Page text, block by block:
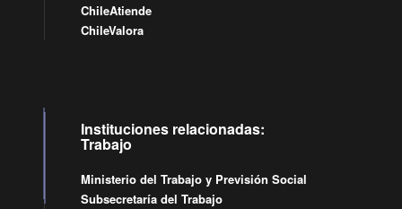
ChileAtiende
ChileValora
Instituciones relacionadas:
Trabajo
Ministerio del Trabajo y Previsión Social
Subsecretaría del Trabajo